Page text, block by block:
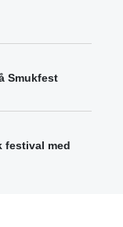
Smukfest
festival med